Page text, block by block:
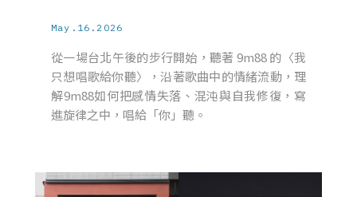
May.16.2026
從一場台北午後的步行開始，聽著 9m88 的〈我
只想唱歌給你聽〉，沿著歌曲中的情緒流動，理
解9m88如何把感情失落、混沌與自我修復，寫
進旋律之中，唱給「你」聽。